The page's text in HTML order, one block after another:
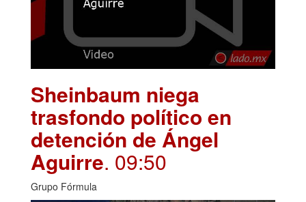
Sheinbaum niega
trasfondo político en
detención de Ángel
Aguirre. 09:50
Grupo Fórmula